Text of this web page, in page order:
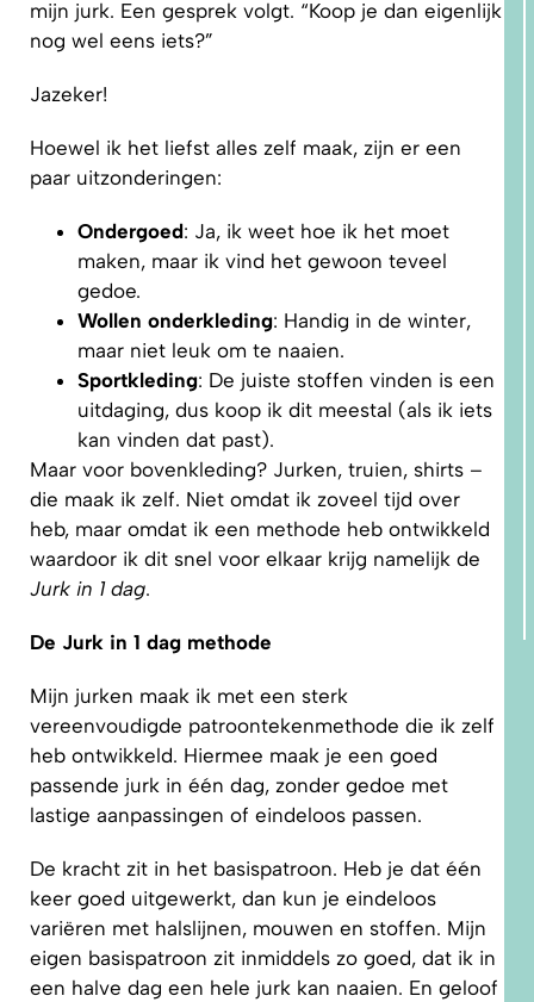
mijn jurk. Een gesprek volgt. “Koop je dan eigenlijk
nog wel eens iets?”
Jazeker!
Hoewel ik het liefst alles zelf maak, zijn er een
paar uitzonderingen:
Ondergoed: Ja, ik weet hoe ik het moet
maken, maar ik vind het gewoon teveel
gedoe.
Wollen onderkleding: Handig in de winter,
maar niet leuk om te naaien.
Sportkleding: De juiste stoffen vinden is een
uitdaging, dus koop ik dit meestal (als ik iets
kan vinden dat past).
Maar voor bovenkleding? Jurken, truien, shirts –
die maak ik zelf. Niet omdat ik zoveel tijd over
heb, maar omdat ik een methode heb ontwikkeld
waardoor ik dit snel voor elkaar krijg namelijk de
Jurk in 1 dag.
De Jurk in 1 dag methode
Mijn jurken maak ik met een sterk
vereenvoudigde patroontekenmethode die ik zelf
heb ontwikkeld. Hiermee maak je een goed
passende jurk in één dag, zonder gedoe met
lastige aanpassingen of eindeloos passen.
De kracht zit in het basispatroon. Heb je dat één
keer goed uitgewerkt, dan kun je eindeloos
variëren met halslijnen, mouwen en stoffen. Mijn
eigen basispatroon zit inmiddels zo goed, dat ik in
een halve dag een hele jurk kan naaien. En geloof